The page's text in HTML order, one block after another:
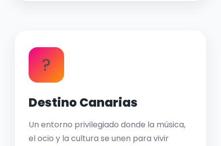
?
Destino Canarias
Un entorno privilegiado donde la música,
el ocio y la cultura se unen para vivir